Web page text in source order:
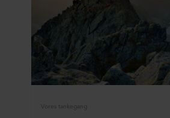
Vores tankegang